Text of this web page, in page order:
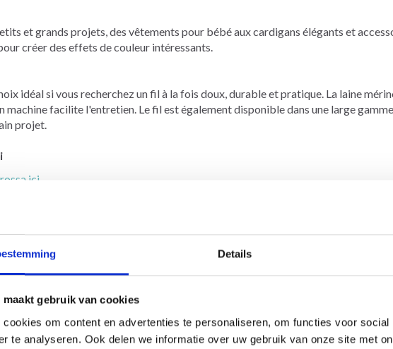
Details
maakt gebruik van cookies
cookies om content en advertenties te personaliseren, om functies voor social
te analyseren. Ook delen we informatie over uw gebruik van onze site met
et grands projets, des vêtements pour bébé aux cardigans élégants et
créer des effets de couleur intéressants.
idéal si vous recherchez un fil à la fois doux, durable et pratique. La laine
machine facilite l'entretien. Le fil est également disponible dans une large
projet.
ici
ici
de taille 2.50-3.50 mm ici
pour aiguilles de taille 3.00-3.50 mm ici